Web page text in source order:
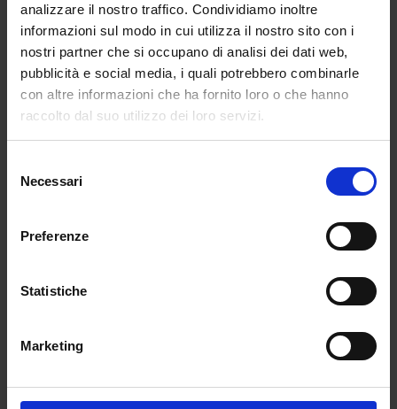
analizzare il nostro traffico. Condividiamo inoltre
informazioni sul modo in cui utilizza il nostro sito con i
nostri partner che si occupano di analisi dei dati web,
pubblicità e social media, i quali potrebbero combinarle
con altre informazioni che ha fornito loro o che hanno
raccolto dal suo utilizzo dei loro servizi.
delNecessari
Preferenze
Statistiche
Marketing
sofferta, ma al contempo dice che non si
prospettano scenari per la riapertura. Tutto già
visto. Ma non siamo nel 2020 e questa
primavera non permetteremo che la scuola sia
dimenticata chiusa”. Infine, una precisazione
sul “flash mob” di domani, al quale i
partecipanti sono invitati a portare cartelli,
manifestare, con le dovute precauzioni.
a manifestare in forma statica, nel rispetto del
distanziamento e utilizzo delle mascherine, è
previsto ai sensi degli articoli 10 e 39 del Dpcm
del 2 marzo 2021”.
←POST PRECEDENTE POST SUCCESSIVO→